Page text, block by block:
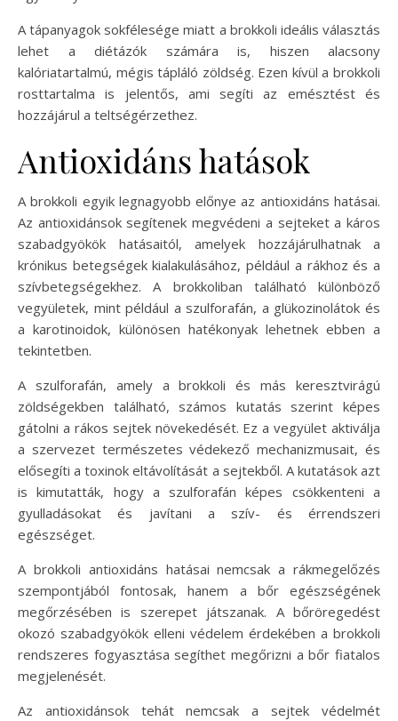
A tápanyagok sokfélesége miatt a brokkoli ideális választás
lehet a diétázók számára is, hiszen alacsony
kalóriatartalmú, mégis tápláló zöldség. Ezen kívül a brokkoli
rosttartalma is jelentős, ami segíti az emésztést és
hozzájárul a teltségérzethez.
Antioxidáns hatások
A brokkoli egyik legnagyobb előnye az antioxidáns hatásai.
Az antioxidánsok segítenek megvédeni a sejteket a káros
szabadgyökök hatásaitól, amelyek hozzájárulhatnak a
krónikus betegségek kialakulásához, például a rákhoz és a
szívbetegségekhez. A brokkoliban található különböző
vegyületek, mint például a szulforafán, a glükozinolátok és
a karotinoidok, különösen hatékonyak lehetnek ebben a
tekintetben.
A szulforafán, amely a brokkoli és más keresztvirágú
zöldségekben található, számos kutatás szerint képes
gátolni a rákos sejtek növekedését. Ez a vegyület aktiválja
a szervezet természetes védekező mechanizmusait, és
elősegíti a toxinok eltávolítását a sejtekből. A kutatások azt
is kimutatták, hogy a szulforafán képes csökkenteni a
gyulladásokat és javítani a szív- és érrendszeri
egészséget.
A brokkoli antioxidáns hatásai nemcsak a rákmegelőzés
szempontjából fontosak, hanem a bőr egészségének
megőrzésében is szerepet játszanak. A bőröregedést
okozó szabadgyökök elleni védelem érdekében a brokkoli
rendszeres fogyasztása segíthet megőrizni a bőr fiatalos
megjelenését.
Az antioxidánsok tehát nemcsak a sejtek védelmét